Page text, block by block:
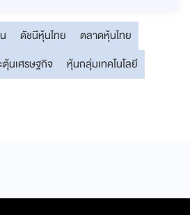
ดัชนีหุ้นไทย
ตลาดหุ้นไทย
นเศรษฐกิจ
หุ้นกลุ่มเทคโนโลยี